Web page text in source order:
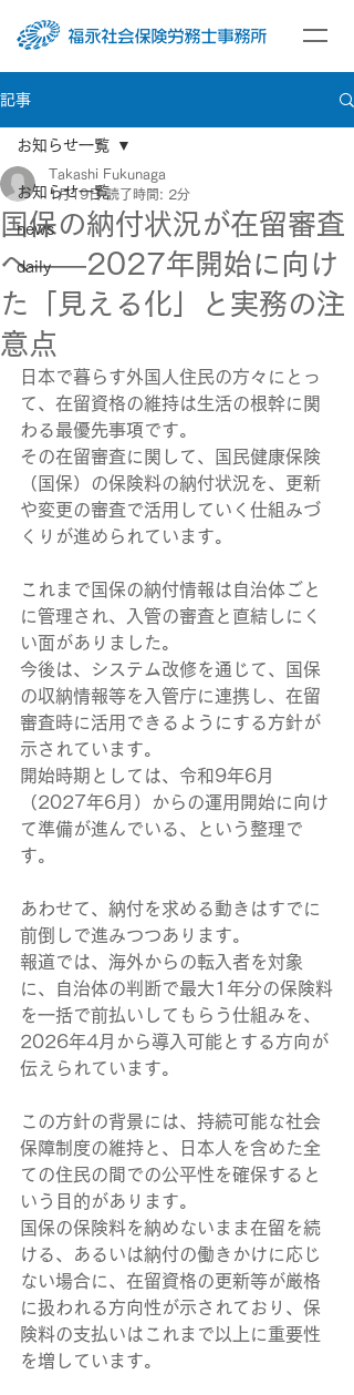
記事
お知らせ一覧
news
daily
お知らせ一覧
国保の納付状況が在留審査
へ――2027年開始に向け
た「見える化」と実務の注
意点
Takashi Fukunaga
1月19日 読了時間: 2分
日本で暮らす外国人住民の方々にとっ
て、在留資格の維持は生活の根幹に関
わる最優先事項です。
その在留審査に関して、国民健康保険
（国保）の保険料の納付状況を、更新
や変更の審査で活用していく仕組みづ
くりが進められています。
これまで国保の納付情報は自治体ごと
に管理され、入管の審査と直結しにく
い面がありました。
今後は、システム改修を通じて、国保
の収納情報等を入管庁に連携し、在留
審査時に活用できるようにする方針が
示されています。
開始時期としては、令和9年6月
（2027年6月）からの運用開始に向け
て準備が進んでいる、という整理で
す。
あわせて、納付を求める動きはすでに
前倒しで進みつつあります。
報道では、海外からの転入者を対象
に、自治体の判断で最大1年分の保険料
を一括で前払いしてもらう仕組みを、
2026年4月から導入可能とする方向が
伝えられています。
この方針の背景には、持続可能な社会
保障制度の維持と、日本人を含めた全
ての住民の間での公平性を確保すると
いう目的があります。
国保の保険料を納めないまま在留を続
ける、あるいは納付の働きかけに応じ
ない場合に、在留資格の更新等が厳格
に扱われる方向性が示されており、保
険料の支払いはこれまで以上に重要性
を増しています。